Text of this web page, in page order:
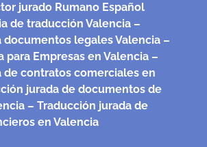
jurado Rumano Español
de traducción Valencia –
documentos legales Valencia –
para Empresas en Valencia –
de contratos comerciales en
jurada de documentos de
– Traducción jurada de
en Valencia